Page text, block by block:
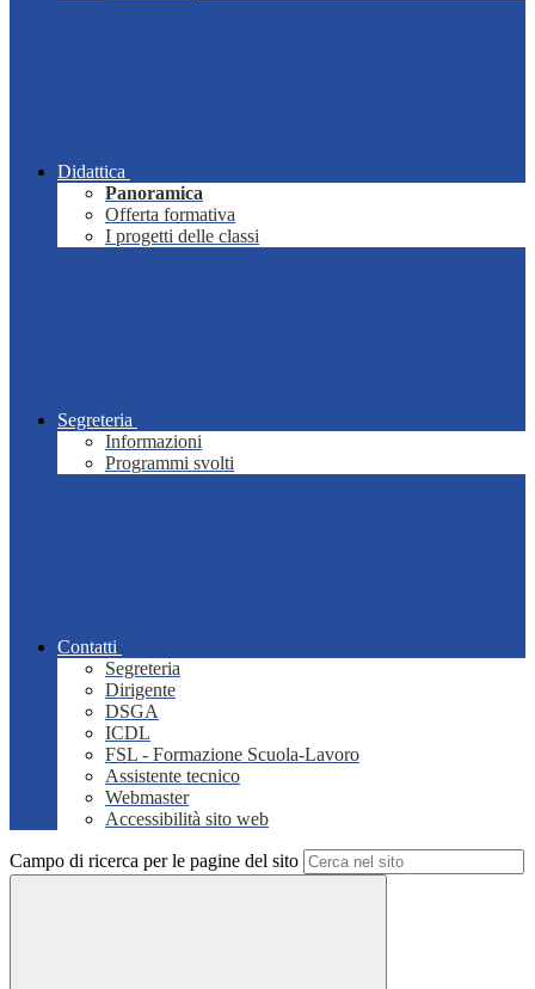
Didattica
Panoramica
Offerta formativa
I progetti delle classi
Segreteria
Informazioni
Programmi svolti
Contatti
Segreteria
Dirigente
DSGA
ICDL
FSL - Formazione Scuola-Lavoro
Assistente tecnico
Webmaster
Accessibilità sito web
Campo di ricerca per le pagine del sito